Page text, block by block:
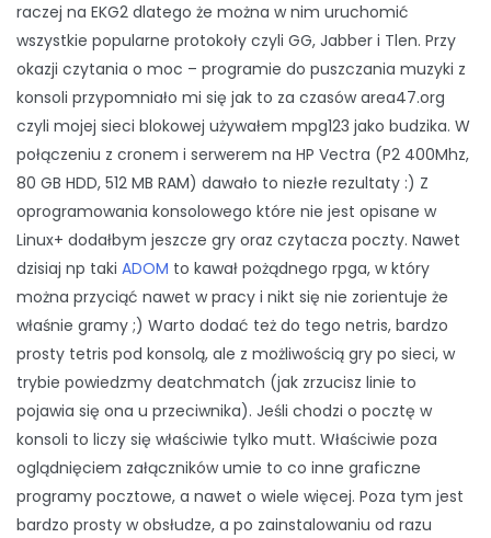
raczej na EKG2 dlatego że można w nim uruchomić
wszystkie popularne protokoły czyli GG, Jabber i Tlen. Przy
okazji czytania o moc – programie do puszczania muzyki z
konsoli przypomniało mi się jak to za czasów area47.org
czyli mojej sieci blokowej używałem mpg123 jako budzika. W
połączeniu z cronem i serwerem na HP Vectra (P2 400Mhz,
80 GB HDD, 512 MB RAM) dawało to niezłe rezultaty :) Z
oprogramowania konsolowego które nie jest opisane w
Linux+ dodałbym jeszcze gry oraz czytacza poczty. Nawet
dzisiaj np taki ADOM to kawał pożądnego rpga, w który
można przyciąć nawet w pracy i nikt się nie zorientuje że
właśnie gramy ;) Warto dodać też do tego netris, bardzo
prosty tetris pod konsolą, ale z możliwością gry po sieci, w
trybie powiedzmy deatchmatch (jak zrzucisz linie to
pojawia się ona u przeciwnika). Jeśli chodzi o pocztę w
konsoli to liczy się właściwie tylko mutt. Właściwie poza
oglądnięciem załączników umie to co inne graficzne
programy pocztowe, a nawet o wiele więcej. Poza tym jest
bardzo prosty w obsłudze, a po zainstalowaniu od razu